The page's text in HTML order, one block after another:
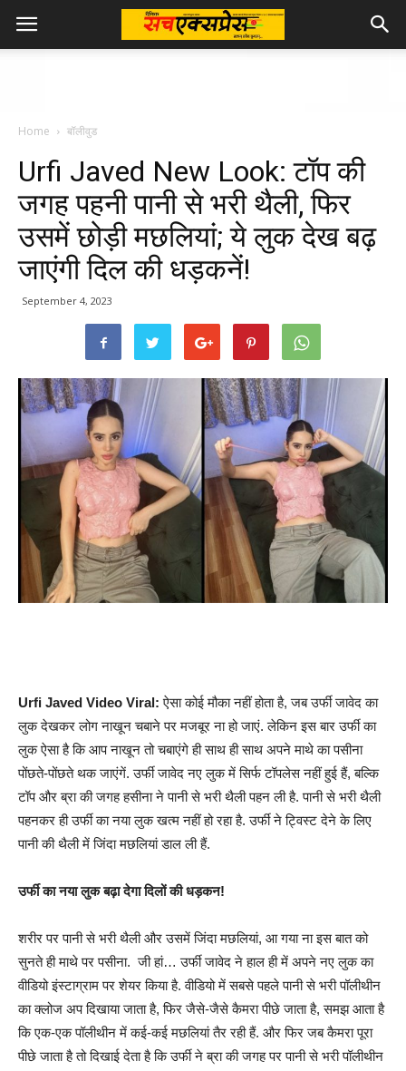
Home बॉलीवुड
Urfi Javed New Look: टॉप की
जगह पहनी पानी से भरी थैली, फिर
उसमें छोड़ी मछलियां; ये लुक देख बढ़
जाएंगी दिल की धड़कनें!
September 4, 2023
Urfi Javed Video Viral: ऐसा कोई मौका नहीं होता है, जब उर्फी जावेद का
लुक देखकर लोग नाखून चबाने पर मजबूर ना हो जाएं. लेकिन इस बार उर्फी का
लुक ऐसा है कि आप नाखून तो चबाएंगे ही साथ ही साथ अपने माथे का पसीना
पोंछते-पोंछते थक जाएंगें. उर्फी जावेद नए लुक में सिर्फ टॉपलेस नहीं हुई हैं, बल्कि
टॉप और ब्रा की जगह हसीना ने पानी से भरी थैली पहन ली है. पानी से भरी थैली
पहनकर ही उर्फी का नया लुक खत्म नहीं हो रहा है. उर्फी ने ट्विस्ट देने के लिए
पानी की थैली में जिंदा मछलियां डाल ली हैं.
उर्फी का नया लुक बढ़ा देगा दिलों की धड़कन!
शरीर पर पानी से भरी थैली और उसमें जिंदा मछलियां, आ गया ना इस बात को
सुनते ही माथे पर पसीना. जी हां… उर्फी जावेद ने हाल ही में अपने नए लुक का
वीडियो इंस्टाग्राम पर शेयर किया है. वीडियो में सबसे पहले पानी से भरी पॉलीथीन
का क्लोज अप दिखाया जाता है, फिर जैसे-जैसे कैमरा पीछे जाता है, समझ आता है
कि एक-एक पॉलीथीन में कई-कई मछलियां तैर रही हैं. और फिर जब कैमरा पूरा
पीछे जाता है तो दिखाई देता है कि उर्फी ने ब्रा की जगह पर पानी से भरी पॉलीथीन